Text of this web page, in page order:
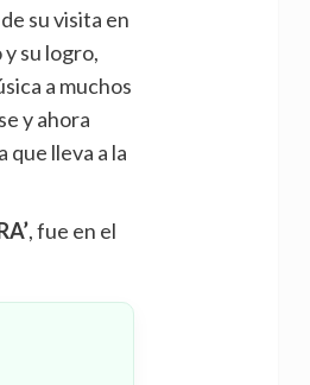
su visita en
su logro,
a muchos
y ahora
que lleva a la
, fue en el